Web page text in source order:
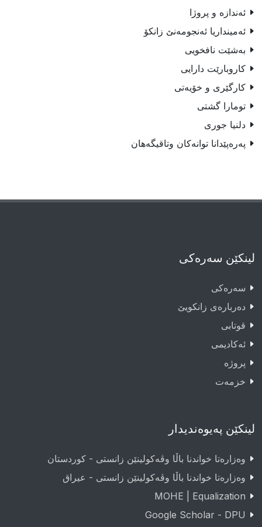
ئه‌ندازه‌ و پروژا
ئه‌مینداریا ئه‌نجومه‌نێ زانكۆ
به‌شێت نافخويى
كاروبارێت دارايى
كارگێرى و خۆیه‌تی
تومارا گشتى
دلنیا جوری
په‌ره‌پێدانا توانه‌كان وتاقيگه‌هان
لینکێن سەرەکی
سەرەکى
دەربارەى زانکویێ
قوتابى
ئەکادیمى
پروژە
خزمەت
لینکێن پەیوەندیدار
وەزارەتا خواندنا باڵا وڤەکولینێن زانستی - کوردستان
وەزارەتا خواندنا باڵا وڤەکولینێن زانستی - عيراق
MOHE | Equalization
Google Scholar - DPU